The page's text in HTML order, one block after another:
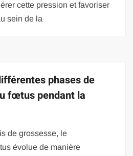
cette pression et favoriser
sein de la
phases de
fœtus pendant la
de grossesse, le
évolue de manière